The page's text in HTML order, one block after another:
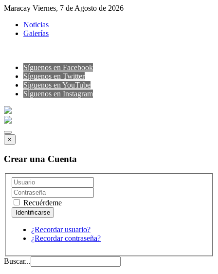
Maracay Viernes, 7 de Agosto de 2026
Noticias
Galerías
Síguenos en Facebook
Síguenos en Twitter
Síguenos en YouTube
Sìguenos en Instagram
×
Crear una Cuenta
Recuérdeme
¿Recordar usuario?
¿Recordar contraseña?
Buscar...